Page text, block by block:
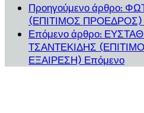
Προηγούμενο άρθρο:
(ΕΠΙΤΙΜΟΣ ΠΡΟΕΔΡΟΣ)
Επόμενο άρθρο:
ΤΣΑΝΤΕΚΙΔΗΣ
ΕΞΑΙΡΕΣΗ) Επόμενο